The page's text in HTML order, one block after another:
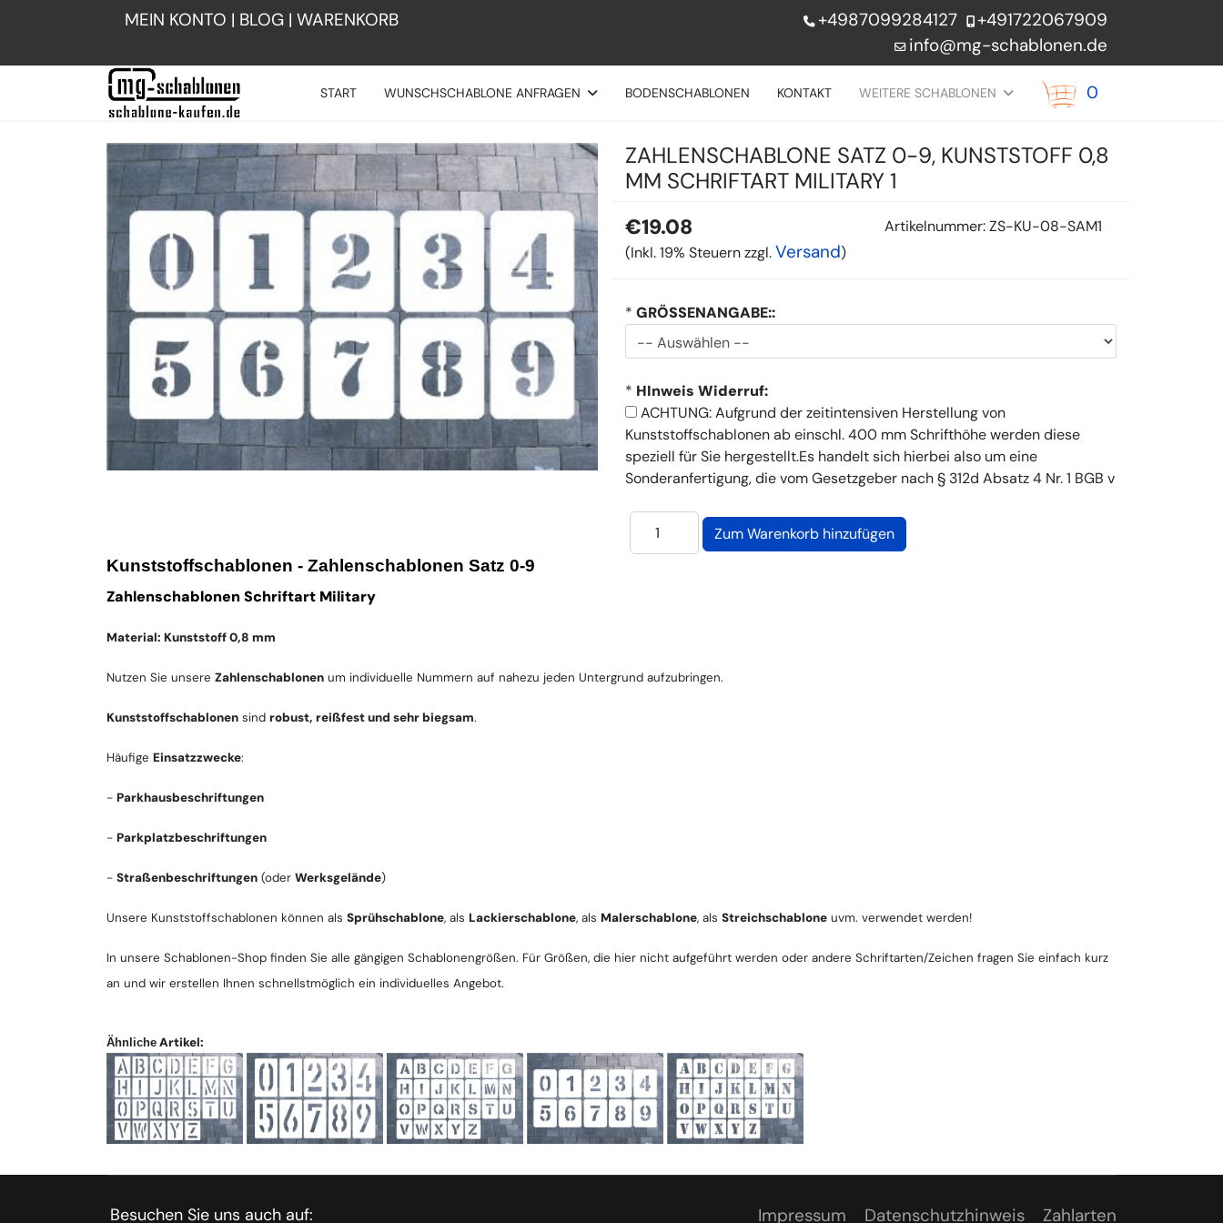
MEIN KONTO | BLOG | WARENKORB +4987099284127
+491722067909
info@mg-schablonen.de
START WUNSCHSCHABLONE ANFRAGEN BODENSCHABLONEN KONTAKT WEITERE SCHABLONEN 0
ZAHLENSCHABLONE SATZ 0-9, KUNSTSTOFF 0,8
MM SCHRIFTART MILITARY 1
€19.08
(Inkl. 19% Steuern zzgl.Versand)
Artikelnummer:ZS-KU-08-SAM1
* GRÖSSENANGABE::
* HInweis Widerruf:
ACHTUNG: Aufgrund der zeitintensiven Herstellung von
Kunststoffschablonen ab einschl. 400 mm Schrifthöhe werden diese
speziell für Sie hergestellt.Es handelt sich hierbei also um eine
Sonderanfertigung, die vom Gesetzgeber nach § 312d Absatz 4 Nr. 1 BGB v
Kunststoffschablonen - Zahlenschablonen Satz 0-9
Zahlenschablonen Schriftart Military
Material: Kunststoff 0,8 mm
Nutzen Sie unsere Zahlenschablonen um individuelle Nummern auf nahezu jeden Untergrund aufzubringen.
Kunststoffschablonen sind robust, reißfest und sehr biegsam.
Häufige Einsatzzwecke:
- Parkhausbeschriftungen
- Parkplatzbeschriftungen
- Straßenbeschriftungen (oder Werksgelände)
Unsere Kunststoffschablonen können als Sprühschablone, als Lackierschablone, als Malerschablone, als Streichschablone uvm. verwendet werden!
In unsere Schablonen-Shop finden Sie alle gängigen Schablonengrößen. Für Größen, die hier nicht aufgeführt werden oder andere Schriftarten/Zeichen fragen Sie einfach kurz
an und wir erstellen Ihnen schnellstmöglich ein individuelles Angebot.
Ähnliche Artikel:
Besuchen Sie uns auch auf: Impressum Datenschutzhinweis Zahlarten